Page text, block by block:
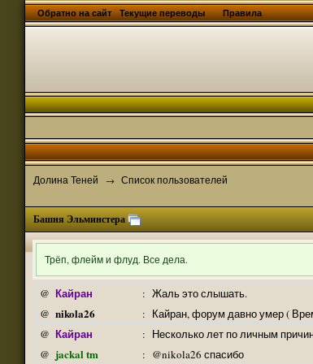
Обратно на сайт Текущие переводы Правила
Долина Теней → Список пользователей
Башня Эльминстера
Трёп, флейм и флуд. Все дела.
@ Кайран : Жаль это слышать.
@ nikola26 : Кайран, форум давно умер (
@ Кайран : Несколько лет по личным
@ jackal tm : @nikola26 спасибо